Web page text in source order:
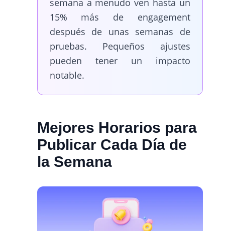
15% más de engagement
después de unas semanas de
pruebas. Pequeños ajustes
pueden tener un impacto
notable.
Mejores Horarios para
Publicar Cada Día de
la Semana